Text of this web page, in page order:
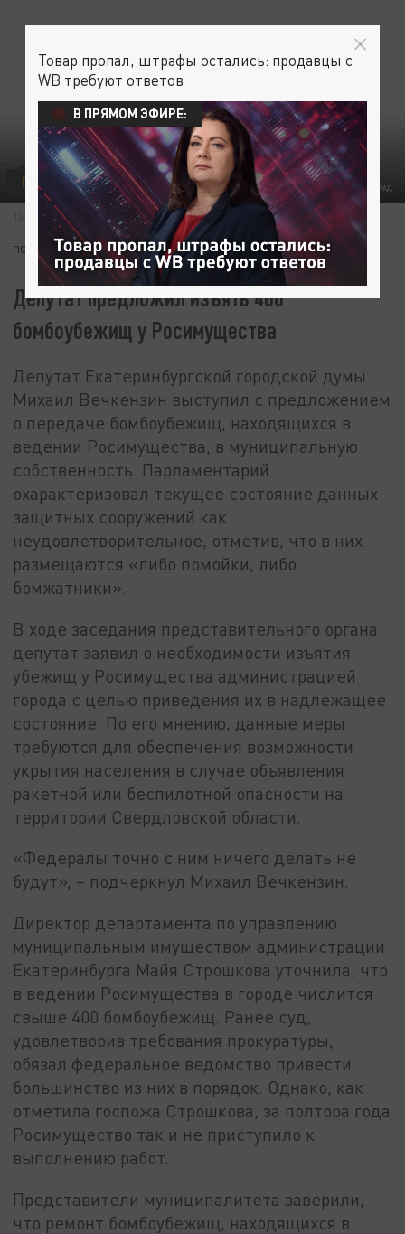
ФОТО: ЦАРЬГРАД
ПОЛИТИКА
13 ИЮНЯ 01:54
ПОДПИШИТЕСЬ:
Депутат предложил изъять 400
бомбоубежищ у Росимущества
Депутат Екатеринбургской городской думы
Михаил Вечкензин выступил с предложением
о передаче бомбоубежищ, находящихся в
ведении Росимущества, в муниципальную
собственность. Парламентарий
охарактеризовал текущее состояние данных
защитных сооружений как
неудовлетворительное, отметив, что в них
размещаются «либо помойки, либо
бомжатники».
В ходе заседания представительного органа
депутат заявил о необходимости изъятия
убежищ у Росимущества администрацией
города с целью приведения их в надлежащее
состояние. По его мнению, данные меры
требуются для обеспечения возможности
укрытия населения в случае объявления
ракетной или беспилотной опасности на
территории Свердловской области.
«Федералы точно с ним ничего делать не
будут», – подчеркнул Михаил Вечкензин.
Директор департамента по управлению
муниципальным имуществом администрации
Екатеринбурга Майя Строшкова уточнила, что
в ведении Росимущества в городе числится
свыше 400 бомбоубежищ. Ранее суд,
удовлетворив требования прокуратуры,
обязал федеральное ведомство привести
большинство из них в порядок. Однако, как
отметила госпожа Строшкова, за полтора года
Росимущество так и не приступило к
выполнению работ.
Представители муниципалитета заверили,
что ремонт бомбоубежищ, находящихся в
Товар пропал, штрафы остались: продавцы с
WB требуют ответов
В ПРЯМОМ ЭФИРЕ: